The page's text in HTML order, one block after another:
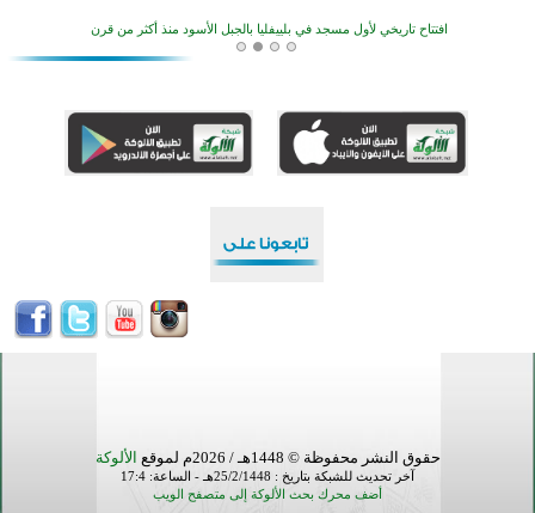
منطقة ريبوفسي تحتفل بميلاد مسجد جديد في أجواء إيمانية مميزة
القرآن والتربية في صدارة البرامج الصيفية للمسلمين في بينزا وساراتوف وموردوفيا هذا العام
حقوق النشر محفوظة © 1448هـ / 2026م لموقع الألوكة
آخر تحديث للشبكة بتاريخ : 25/2/1448هـ - الساعة: 17:4
أضف محرك بحث الألوكة إلى متصفح الويب